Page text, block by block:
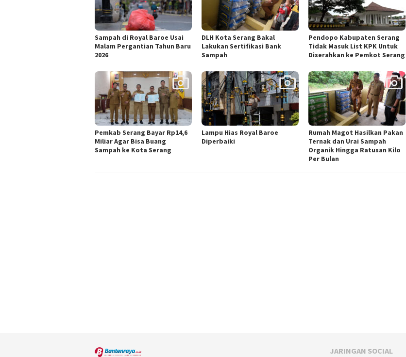
Sampah di Royal Baroe Usai
Malam Pergantian Tahun Baru
2026
DLH Kota Serang Bakal
Lakukan Sertifikasi Bank
Sampah
Pendopo Kabupaten Serang
Tidak Masuk List KPK Untuk
Diserahkan ke Pemkot Serang
Pemkab Serang Bayar Rp14,6
Miliar Agar Bisa Buang
Sampah ke Kota Serang
Lampu Hias Royal Baroe
Diperbaiki
Rumah Magot Hasilkan Pakan
Ternak dan Urai Sampah
Organik Hingga Ratusan Kilo
Per Bulan
JARINGAN SOCIAL